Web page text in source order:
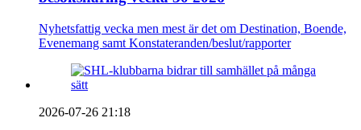
Nyhetsfattig vecka men mest är det om Destination, Boende,
Evenemang samt Konstateranden/beslut/rapporter
2026-07-26 21:18